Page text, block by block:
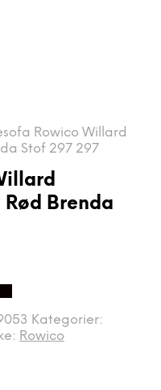
Rowico Willard
Stof 297 297
Brenda
Kategorier:
Rowico